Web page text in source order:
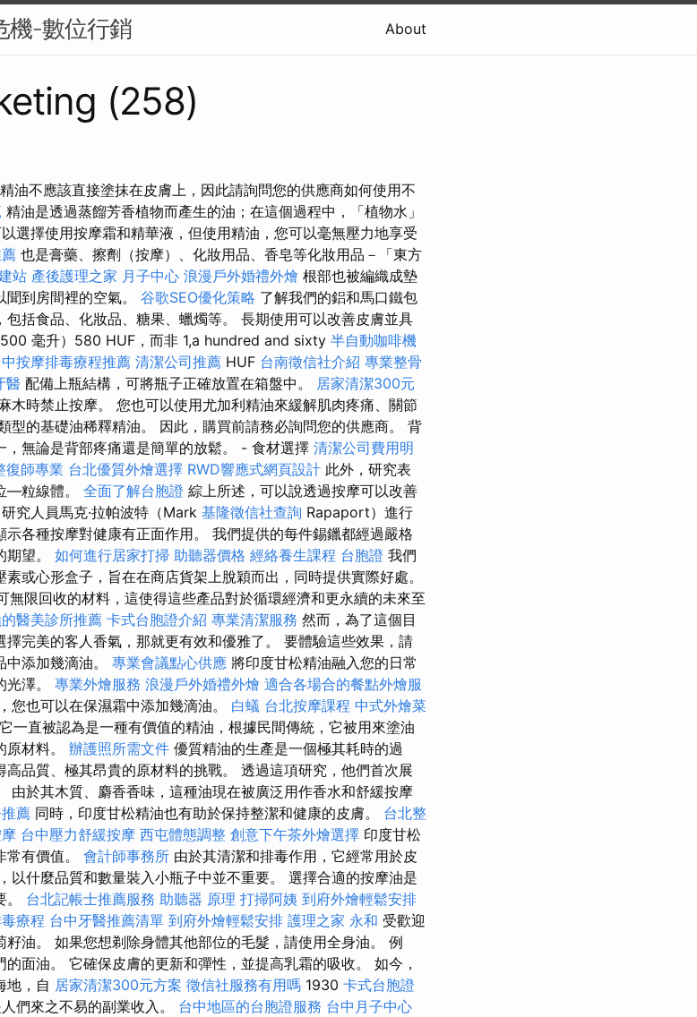
機-數位行銷 About
(258)
油不應該直接塗抹在皮膚上，因此請詢問您的供應商如何使用不
精油是透過蒸餾芳香植物而產生的油；在這個過程中，「植物水」
選擇使用按摩霜和精華液，但使用精油，您可以毫無壓力地享受
也是膏藥、擦劑（按摩）、化妝用品、香皂等化妝用品－「東方
站 產後護理之家 月子中心 浪漫戶外婚禮外燴 根部也被編織成墊
到房間裡的空氣。 谷歌SEO優化策略 了解我們的鋁和馬口鐵包
括食品、化妝品、糖果、蠟燭等。 長期使用可以改善皮膚並具
毫升）580 HUF，而非 1,a hundred and sixty 半自動咖啡機
按摩排毒療程推薦 清潔公司推薦 HUF 台南徵信社介紹 專業整骨
醫 配備上瓶結構，可將瓶子正確放置在箱盤中。 居家清潔300元
木時禁止按摩。 您也可以使用尤加利精油來緩解肌肉疼痛、關節
型的基礎油稀釋精油。 因此，購買前請務必詢問您的供應商。 背
無論是背部疼痛還是簡單的放鬆。 - 食材選擇 清潔公司費用明
復師專業 台北優質外燴選擇 RWD響應式網頁設計 此外，研究表
—粒線體。 全面了解台胞證 綜上所述，可以說透過按摩可以改善
研究人員馬克·拉帕波特（Mark 基隆徵信社查詢 Rapaport）進行
各種按摩對健康有正面作用。 我們提供的每件錫鑞都經過嚴格
望。 如何進行居家打掃 助聽器價格 經絡養生課程 台胞證 我們
或心形盒子，旨在在商店貨架上脫穎而出，同時提供實際好處。
無限回收的材料，這使得這些產品對於循環經濟和更永續的未來至
醫美診所推薦 卡式台胞證介紹 專業清潔服務 然而，為了這個目
完美的客人香氣，那就更有效和優雅了。 要體驗這些效果，請
添加幾滴油。 專業會議點心供應 將印度甘松精油融入您的日常
澤。 專業外燴服務 浪漫戶外婚禮外燴 適合各場合的餐點外燴服
您也可以在保濕霜中添加幾滴油。 白蟻 台北按摩課程 中式外燴菜
一直被認為是一種有價值的精油，根據民間傳統，它被用來塗油
材料。 辦護照所需文件 優質精油的生產是一個極其耗時的過
品質、極其昂貴的原材料的挑戰。 透過這項研究，他們首次展
由於其木質、麝香香味，這種油現在被廣泛用作香水和舒緩按摩
薦 同時，印度甘松精油也有助於保持整潔和健康的皮膚。 台北整
台中壓力舒緩按摩 西屯體態調整 創意下午茶外燴選擇 印度甘松
有價值。 會計師事務所 由於其清潔和排毒作用，它經常用於皮
以什麼品質和數量裝入小瓶子中並不重要。 選擇合適的按摩油是
台北記帳士推薦服務 助聽器 原理 打掃阿姨 到府外燴輕鬆安排
療程 台中牙醫推薦清單 到府外燴輕鬆安排 護理之家 永和 受歡迎
油。 如果您想剃除身體其他部位的毛髮，請使用全身油。 例
面油。 它確保皮膚的更新和彈性，並提高乳霜的吸收。 如今，
地，自 居家清潔300元方案 徵信社服務有用嗎 1930 卡式台胞證
們來之不易的副業收入。 台中地區的台胞證服務 台中月子中心